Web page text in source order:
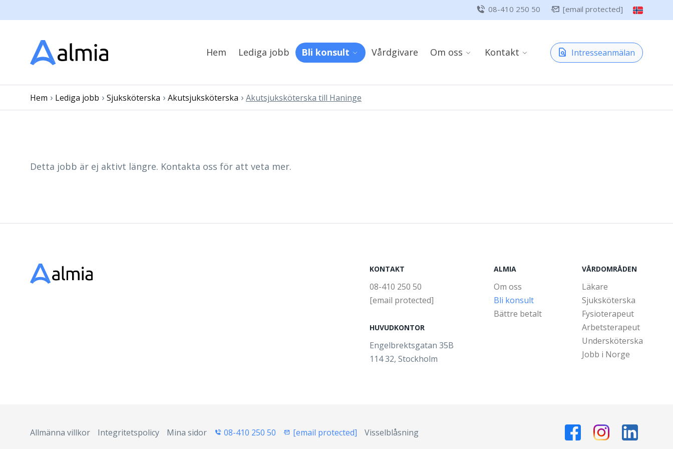
08-410 250 50 [email protected]
Hem Lediga jobb Bli konsult Vårdgivare Om oss Kontakt Intresseanmälan
Hem › Lediga jobb › Sjuksköterska › Akutsjuksköterska › Akutsjuksköterska till Haninge
Detta jobb är ej aktivt längre. Kontakta oss för att veta mer.
KONTAKT
08-410 250 50
[email protected]
HUVUDKONTOR
Engelbrektsgatan 35B
114 32, Stockholm
ALMIA
Om oss
Bli konsult
Bättre betalt
VÅRDOMRÅDEN
Läkare
Sjuksköterska
Fysioterapeut
Arbetsterapeut
Undersköterska
Jobb i Norge
Allmänna villkor Integritetspolicy Mina sidor 08-410 250 50 [email protected] Visselblåsning